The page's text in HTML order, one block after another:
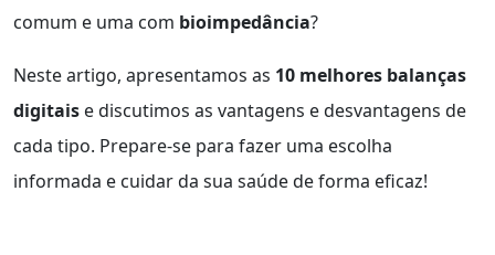
comum e uma com bioimpedância?
Neste artigo, apresentamos as 10 melhores balanças
digitais e discutimos as vantagens e desvantagens de
cada tipo. Prepare-se para fazer uma escolha
informada e cuidar da sua saúde de forma eficaz!